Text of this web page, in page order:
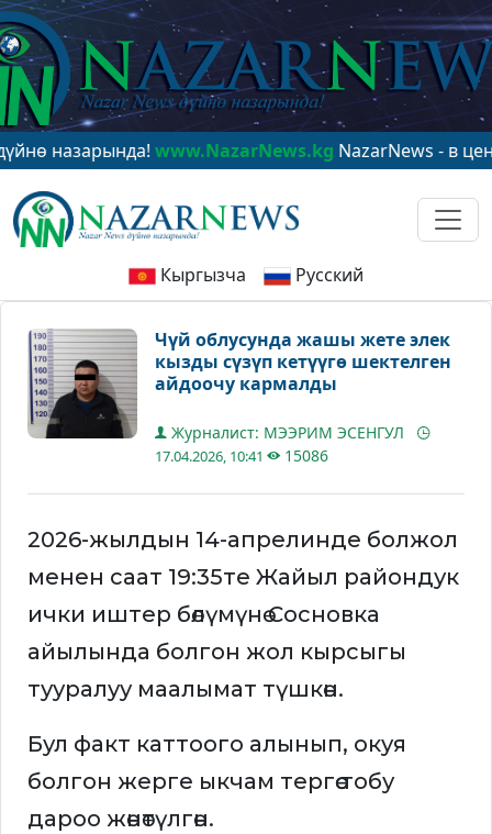
www.NazarNews.kgNazarNews - в центре
Кыргызча Русский
Чүй облусунда жашы жете элек
кызды сүзүп кетүүгө шектелген
айдоочу кармалды
Журналист: МЭЭРИМ ЭСЕНГУЛ
17.04.2026, 10:41 15086
2026-жылдын 14-апрелинде болжол
менен саат 19:35те Жайыл райондук
ички иштер бөлүмүнө Сосновка
айылында болгон жол кырсыгы
тууралуу маалымат түшкөн.
Бул факт каттоого алынып, окуя
болгон жерге ыкчам тергөө тобу
дароо жөнөтүлгөн.